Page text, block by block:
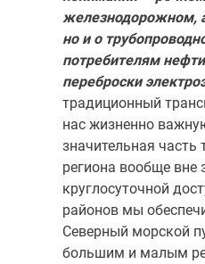
железнодорожном,
но и о
потребителям
переброски
традиционный
нас жизненно
значительная часть
региона вообще вне
круглосуточной
районов мы
Северный морской
большим и малым